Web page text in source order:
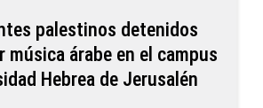
palestinos detenidos
música árabe en el campus
Hebrea de Jerusalén